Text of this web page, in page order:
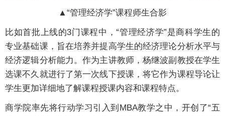
▲“管理经济学”课程师生合影
比如首批上线的3门课程中，“管理经济学”是商科学生的
专业基础课，旨在培养并提高学生的经济理论分析水平与
经济逻辑分析能力。作为主讲教师，杨继波副教授在学生
选课不久就进行了第一次线下授课，将它作为课程导论让
学生更加详细地了解课程授课内容和课程特点。
商学院率先将行动学习引入到MBA教学之中，开创了“五